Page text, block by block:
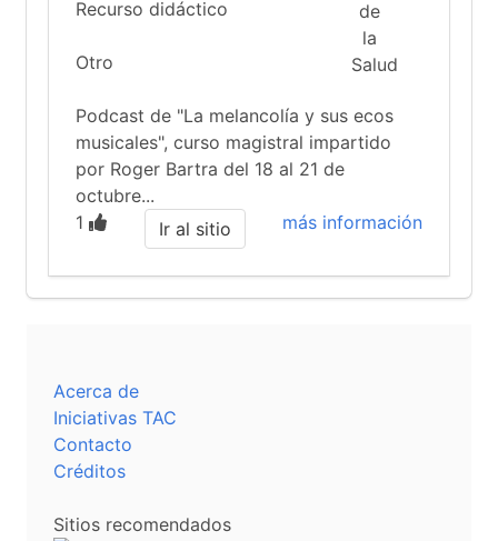
Recurso didáctico
Otro
Podcast de "La melancolía y sus ecos
musicales", curso magistral impartido
por Roger Bartra del 18 al 21 de
octubre...
1
más información
Ir al sitio
Acerca de
Iniciativas TAC
Contacto
Créditos
Sitios recomendados